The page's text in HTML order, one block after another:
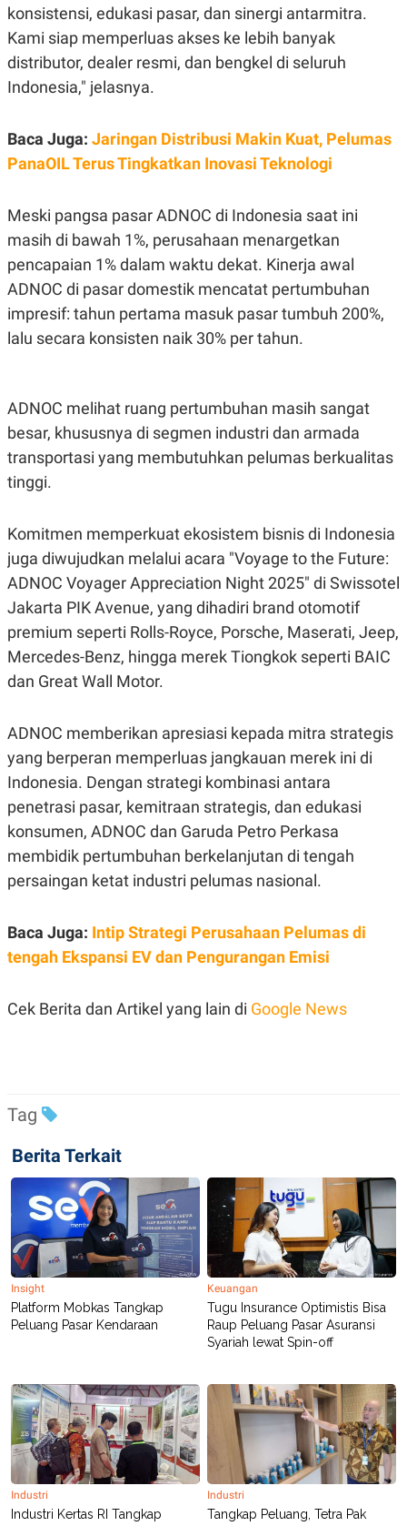
L
A
N
G
G
A
N
E
K
I
E
R
J
M
T
E
A
P
E
R
A
V
E
R
T
S
K
M
D
I
D
SITEMAPPROFILETERM
USE
PEDOMAN
PEMBERITAAN
SIBER
konsistensi, edukasi pasar, dan sinergi antarmitra.
Kami siap memperluas akses ke lebih banyak
distributor, dealer resmi, dan bengkel di seluruh
Indonesia," jelasnya.
Baca Juga: Jaringan Distribusi Makin Kuat, Pelumas
PanaOIL Terus Tingkatkan Inovasi Teknologi
Meski pangsa pasar ADNOC di Indonesia saat ini
masih di bawah 1%, perusahaan menargetkan
pencapaian 1% dalam waktu dekat. Kinerja awal
ADNOC di pasar domestik mencatat pertumbuhan
impresif: tahun pertama masuk pasar tumbuh 200%,
lalu secara konsisten naik 30% per tahun.
ADNOC melihat ruang pertumbuhan masih sangat
besar, khususnya di segmen industri dan armada
transportasi yang membutuhkan pelumas berkualitas
tinggi.
Komitmen memperkuat ekosistem bisnis di Indonesia
juga diwujudkan melalui acara "Voyage to the Future:
ADNOC Voyager Appreciation Night 2025" di Swissotel
Jakarta PIK Avenue, yang dihadiri brand otomotif
premium seperti Rolls-Royce, Porsche, Maserati, Jeep,
Mercedes-Benz, hingga merek Tiongkok seperti BAIC
dan Great Wall Motor.
ADNOC memberikan apresiasi kepada mitra strategis
yang berperan memperluas jangkauan merek ini di
Indonesia. Dengan strategi kombinasi antara
penetrasi pasar, kemitraan strategis, dan edukasi
konsumen, ADNOC dan Garuda Petro Perkasa
membidik pertumbuhan berkelanjutan di tengah
persaingan ketat industri pelumas nasional.
Baca Juga: Intip Strategi Perusahaan Pelumas di
tengah Ekspansi EV dan Pengurangan Emisi
Cek Berita dan Artikel yang lain di Google News
Tag
Berita Terkait
Insight
Platform Mobkas Tangkap
Peluang Pasar Kendaraan
Keuangan
Tugu Insurance Optimistis Bisa
Raup Peluang Pasar Asuransi
Syariah lewat Spin-off
Industri
Industri Kertas RI Tangkap
Industri
Tangkap Peluang, Tetra Pak